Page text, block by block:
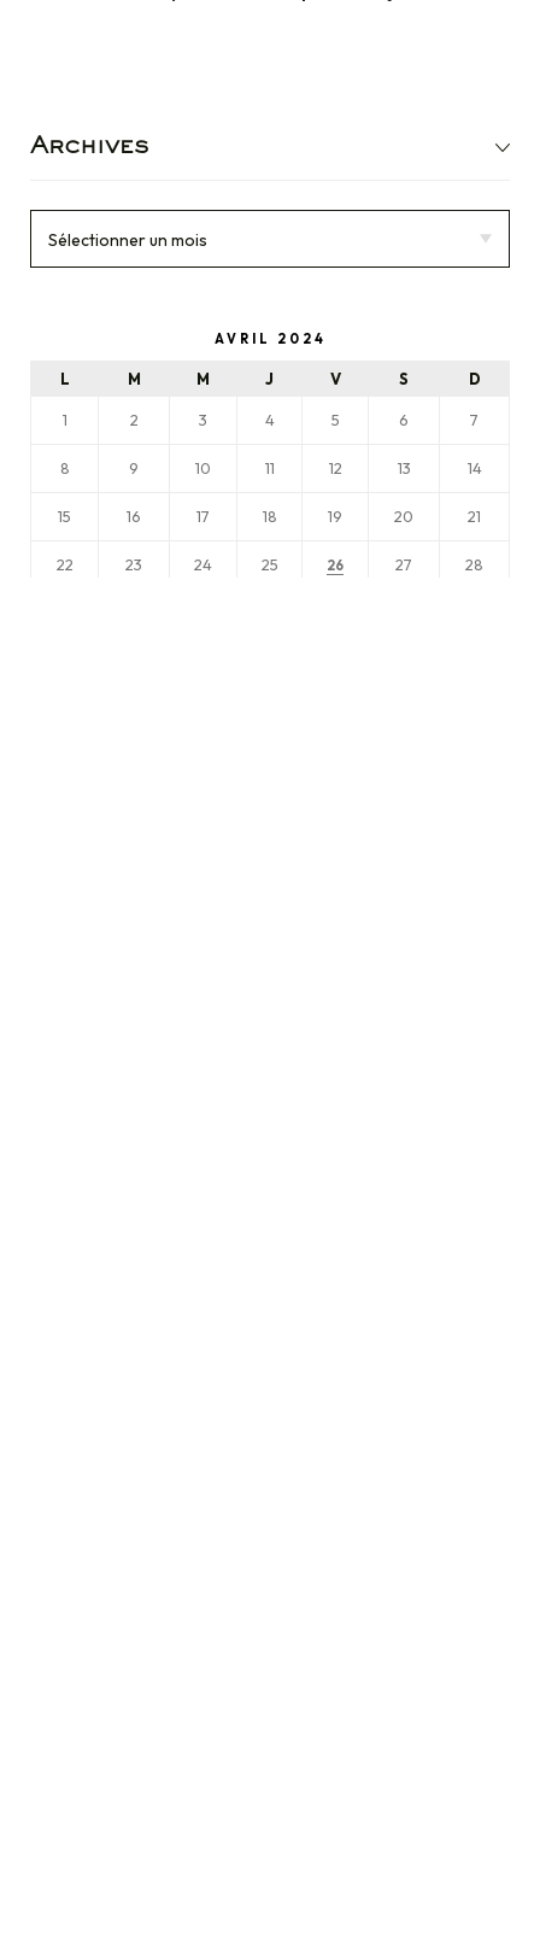
Archives
AVRIL 2024
L M M J V S D
1 2 3 4 5 6 7
8 9 10 11 12 13 14
15 16 17 18 19 20 21
22 23 24 25 26 27 28